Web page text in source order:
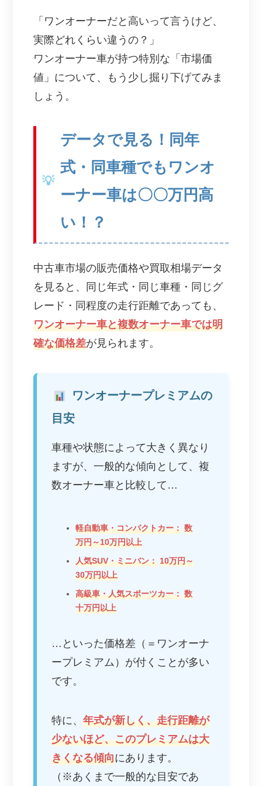
「ワンオーナーだと高いって言うけど、
実際どれくらい違うの？」
ワンオーナー車が持つ特別な「市場価
値」について、もう少し掘り下げてみま
しょう。
データで見る！同年
式・同車種でもワンオ
ーナー車は〇〇万円高
い！？
中古車市場の販売価格や買取相場データ
を見ると、同じ年式・同じ車種・同じグ
レード・同程度の走行距離であっても、
ワンオーナー車と複数オーナー車では明
確な価格差が見られます。
ワンオーナープレミアムの
目安
車種や状態によって大きく異なり
ますが、一般的な傾向として、複
数オーナー車と比較して…
軽自動車・コンパクトカー： 数
万円～10万円以上
人気SUV・ミニバン： 10万円～
30万円以上
高級車・人気スポーツカー： 数
十万円以上
…といった価格差（＝ワンオーナ
ープレミアム）が付くことが多い
です。
特に、 年式が新しく、走行距離が
少ないほど、このプレミアムは大
きくなる傾向にあります。
（※あくまで一般的な目安であ